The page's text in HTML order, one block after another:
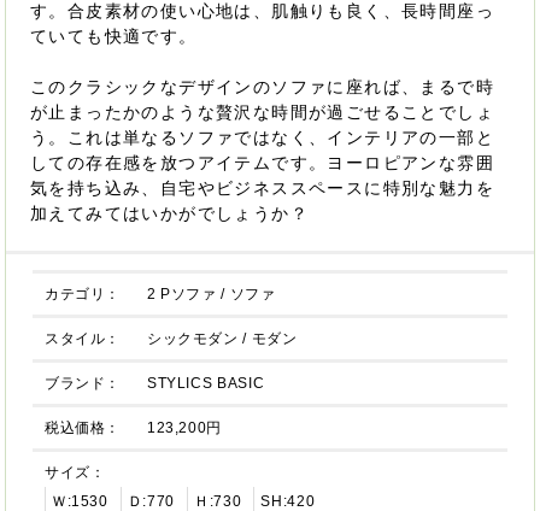
す。合皮素材の使い心地は、肌触りも良く、長時間座っ
ていても快適です。
このクラシックなデザインのソファに座れば、まるで時
が止まったかのような贅沢な時間が過ごせることでしょ
う。これは単なるソファではなく、インテリアの一部と
しての存在感を放つアイテムです。ヨーロピアンな雰囲
気を持ち込み、自宅やビジネススペースに特別な魅力を
加えてみてはいかがでしょうか？
カテゴリ： 2 Pソファ / ソファ
スタイル： シックモダン / モダン
ブランド： STYLICS BASIC
税込価格： 123,200円
サイズ：
Ｗ:1530
Ｄ:770 Ｈ:730 SH:420